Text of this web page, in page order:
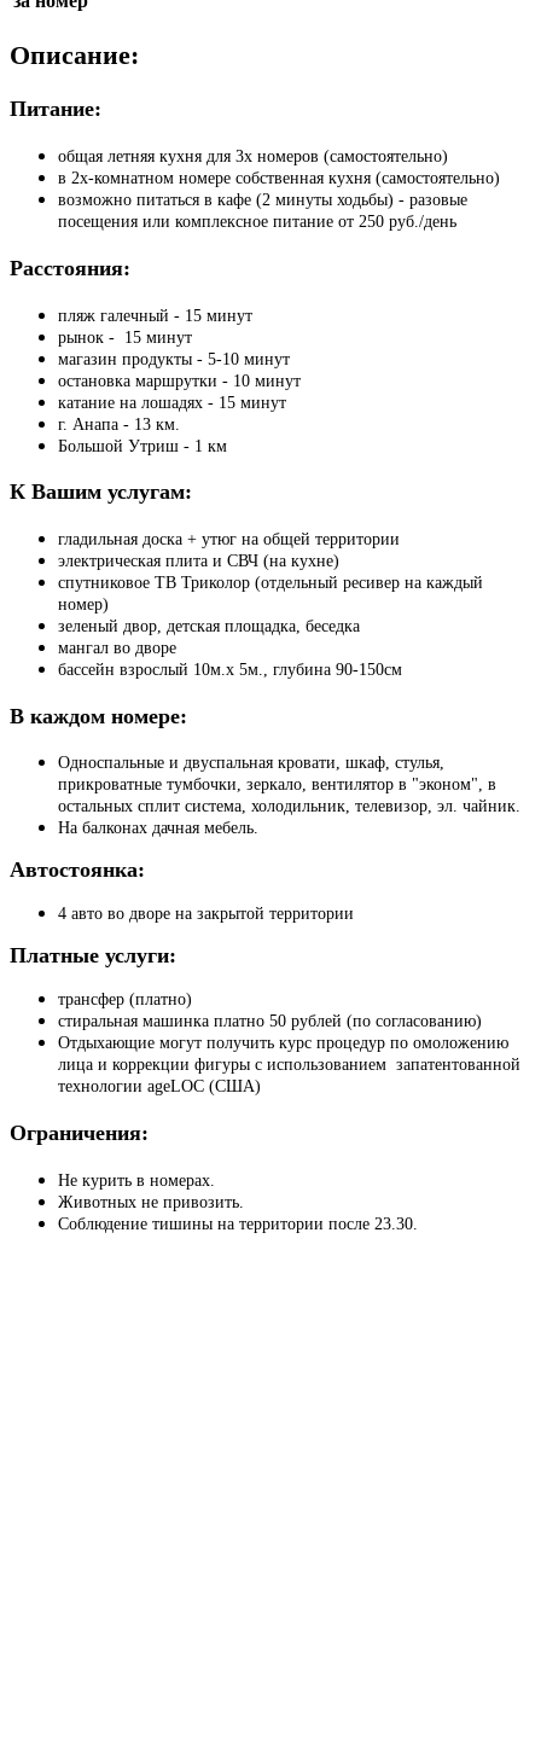
Описание:
Питание:
общая летняя кухня для 3х номеров (самостоятельно)
в 2х-комнатном номере собственная кухня (самостоятельно)
возможно питаться в кафе (2 минуты ходьбы) - разовые
посещения или комплексное питание от 250 руб./день
Расстояния:
пляж галечный - 15 минут
рынок - 15 минут
магазин продукты - 5-10 минут
остановка маршрутки - 10 минут
катание на лошадях - 15 минут
г. Анапа - 13 км.
Большой Утриш - 1 км
К Вашим услугам:
гладильная доска + утюг на общей территории
электрическая плита и СВЧ (на кухне)
спутниковое ТВ Триколор (отдельный ресивер на каждый
номер)
зеленый двор, детская площадка, беседка
мангал во дворе
бассейн взрослый 10м.х 5м., глубина 90-150см
В каждом номере:
Односпальные и двуспальная кровати, шкаф, стулья,
прикроватные тумбочки, зеркало, вентилятор в "эконом", в
остальных сплит система, холодильник, телевизор, эл. чайник.
На балконах дачная мебель.
Автостоянка:
4 авто во дворе на закрытой территории
Платные услуги:
трансфер (платно)
стиральная машинка платно 50 рублей (по согласованию)
Отдыхающие могут получить курс процедур по омоложению
лица и коррекции фигуры с использованием запатентованной
технологии ageLOC (США)
Ограничения:
Не курить в номерах.
Животных не привозить.
Соблюдение тишины на территории после 23.30.